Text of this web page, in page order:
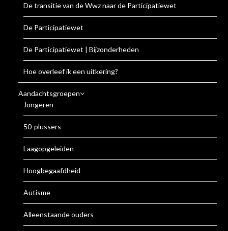
De transitie van de Wwz naar de Participatiewet
De Participatiewet
De Participatiewet | Bijzonderheden
Hoe overleef ik een uitkering?
Aandachtsgroepen
Jongeren
50-plussers
Laagopgeleiden
Hoogbegaafdheid
Autisme
Alleenstaande ouders